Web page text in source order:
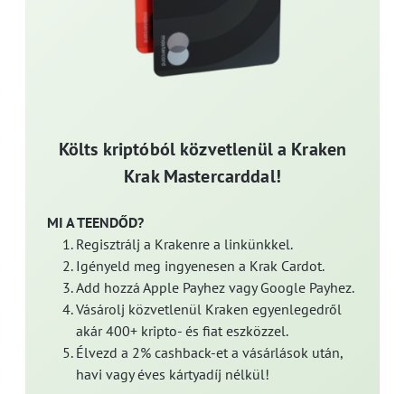
Költs kriptóból közvetlenül a Kraken
Krak Mastercarddal!
MI A TEENDŐD?
Regisztrálj a Krakenre a linkünkkel.
Igényeld meg ingyenesen a Krak Cardot.
Add hozzá Apple Payhez vagy Google Payhez.
Vásárolj közvetlenül Kraken egyenlegedről
akár 400+ kripto- és fiat eszközzel.
Élvezd a 2% cashback-et a vásárlások után,
havi vagy éves kártyadíj nélkül!